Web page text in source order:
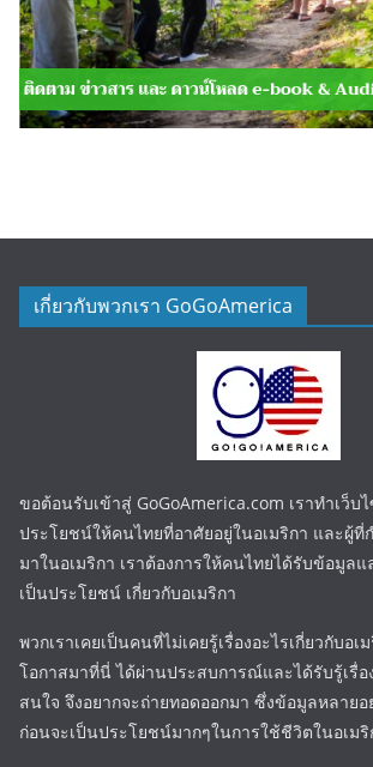
เกี่ยวกับพวกเรา GoGoAmerica
ขอต้อนรับเข้าสู่ GoGoAmerica.com เราทำเว็บ
ประโยชน์ให้คนไทยที่อาศัยอยู่ในอเมริกา และผู้ที่
มาในอเมริกา เราต้องการให้คนไทยได้รับข้อมูลแ
เป็นประโยชน์ เกี่ยวกับอเมริกา
พวกเราเคยเป็นคนที่ไม่เคยรู้เรื่องอะไรเกี่ยวกับอเ
โอกาสมาที่นี่ ได้ผ่านประสบการณ์และได้รับรู้เรื่อ
สนใจ จึงอยากจะถ่ายทอดออกมา ซึ่งข้อมูลหลายอ
ก่อนจะเป็นประโยชน์มากๆในการใช้ชีวิตในอเมริ